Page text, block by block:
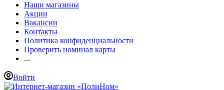
Наши магазины
Акции
Вакансии
Контакты
Политика конфиденциальности
Проверить номинал карты
...
Войти